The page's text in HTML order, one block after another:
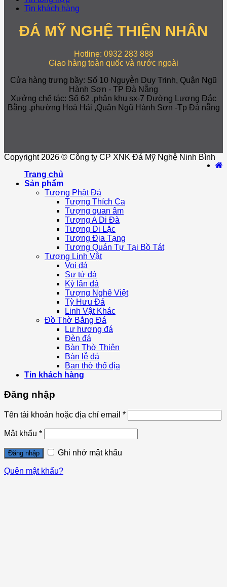
Tin khách hàng
ĐÁ MỸ NGHỆ THIỆN NHÂN
Hotline: 0932 283 888
Giao hàng toàn quốc và nước ngoài
Cửa hàng trưng bầy: Số 10 Nguyễn Duy Trinh, Quận Ngũ
Hành Sơn - TP Đà Nẵng
Xưởng chế tác: Số 62 ,phân khu sx-7 Đường Lương Đắc
Bằng ,phường Hoà Hải ,Quận Ngũ Hành Sơn -Tp Đà nẵng
Copyright 2026 © Công ty CP XNK Đá Mỹ Nghệ Ninh Bình
Trang chủ
Sản phẩm
Tượng Phật Đá
Tượng Thích Ca
Tượng quan âm
Tượng A Di Đà
Tượng Di Lặc
Tượng Địa Tạng
Tượng Quán Tự Tại Bồ Tát
Tượng Linh Vật
Voi đá
Sư tử đá
Kỳ lân đá
Tượng Nghê Việt
Tỳ Hưu Đá
Linh Vật Khác
Đồ Thờ Bằng Đá
Lư hương đá
Đèn đá
Bàn Thờ Thiên
Bàn lễ đá
Ban thờ thổ địa
Tin khách hàng
Đăng nhập
Tên tài khoản hoặc địa chỉ email *
Mật khẩu *
Đăng nhập Ghi nhớ mật khẩu
Quên mật khẩu?